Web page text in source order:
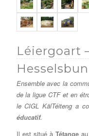
Léiergoart
Ensemble avec la
de la ligue CTF et en
le CIGL KälTéiteng a
éducatif.
Il est situé à Tétangeau